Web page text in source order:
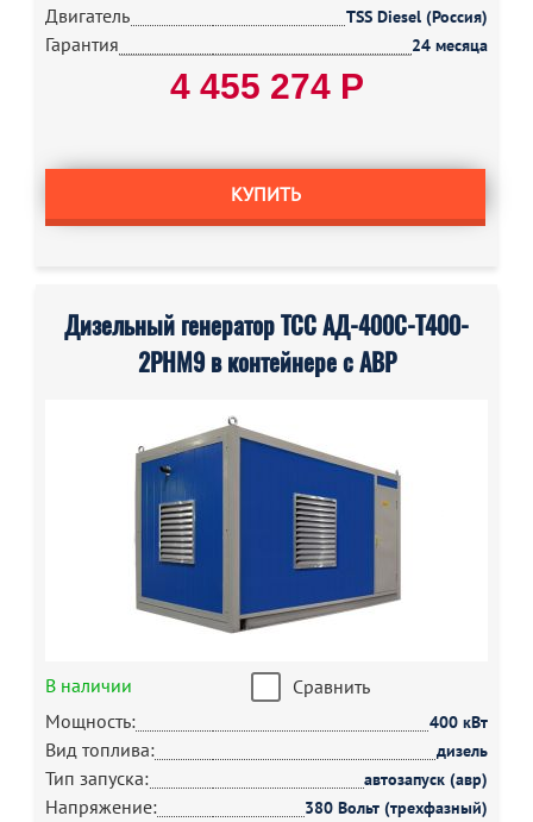
Двигатель TSS Diesel (Россия)
Гарантия 24 месяца
4 455 274 Р
КУПИТЬ
Дизельный генератор ТСС АД-400С-Т400-
2РНМ9 в контейнере с АВР
В наличии
Сравнить
Мощность:
400 кВт
Вид топлива: дизель
Тип запуска: автозапуск (авр)
Напряжение: 380 Вольт (трехфазный)